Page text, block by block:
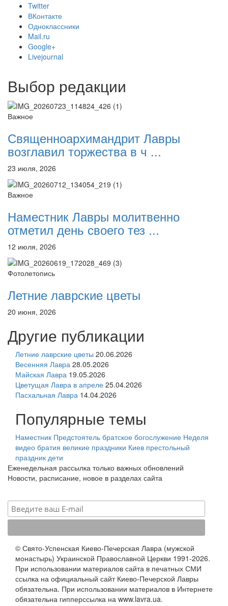
Онлайн трансляции
12 сентября 2015
12 сентября 2015
12 сентября 2015Название трансляции
12 сентября 2015 Название трансляции
12 сентября 2015Название трансляции
12 сентября 2015
Перейти к архиву
Twitter
ВКонтакте
Одноклассники
Mail.ru
Google+
Livejournal
Выбор редакции
Важное
Священноархимандрит Лавры
возглавил торжества в ч ...
23 июля, 2026
Важное
Наместник Лавры молитвенно
отметил день своего тез ...
12 июля, 2026
Фотолетопись
Летние лаврские цветы
20 июня, 2026
Другие публикации
Летние лаврские цветы 20.06.2026
Весенняя Лавра 28.05.2026
Майская Лавра 19.05.2026
Цветущая Лавра в апреле 25.04.2026
Пасхальная Лавра 14.04.2026
Популярные темы
Наместник Предстоятель братское богослужение Неделя
видео братия великие праздники Киев престольный
праздник дети
Еженедельная рассылка только важных обновлений
Новости, расписание, новое в разделах сайта
© Свято-Успенская Киево-Печерская Лавра (мужской
монастырь) Украинской Православной Церкви 1991-2026.
При использовании материалов сайта в печатных СМИ
ссылка на официальный сайт Киево-Печерской Лавры
обязательна. При использовании материалов в Интернете
обязательна гипперссылка на www.lavra.ua.